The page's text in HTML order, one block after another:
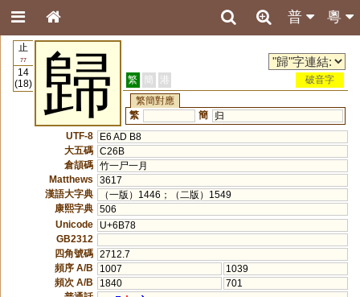
粵
普
止
77
14
(18)
歸 繁 簡 港
破音字
繁簡對應
繁
簡
归
UTF-8
E6 AD B8
大五碼 C26B
倉頡碼 竹一尸一月
Matthews
3617
漢語大字典
（一版）1446；（二版）1549
康熙字典 506
Unicode
U+6B78
GB2312
四角號碼 2712.7
頻序 A/B
1007
1039
頻次 A/B
1840
701